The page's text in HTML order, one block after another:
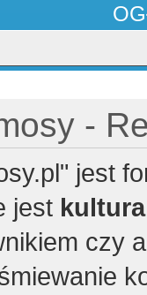
-
jest
jest
czy